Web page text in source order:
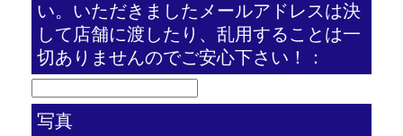
い。いただきましたメールアドレスは決
して店舗に渡したり、乱用することは一
切ありませんのでご安心下さい！：
写真